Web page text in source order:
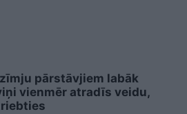
pārstāvjiem labāk
vienmēr atradīs veidu,